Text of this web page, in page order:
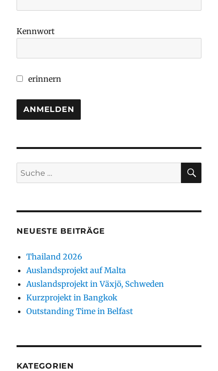
Kennwort
erinnern
Suche
nach:
NEUESTE BEITRÄGE
Thailand 2026
Auslandsprojekt auf Malta
Auslandsprojekt in Växjö, Schweden
Kurzprojekt in Bangkok
Outstanding Time in Belfast
KATEGORIEN